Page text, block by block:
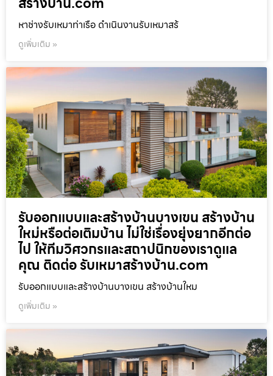
หาช่างรับเหมาท่าเรือ ดำเนินงานรับเหมาสร้
ดูเพิ่มเติม »
รับออกแบบและสร้างบ้านบางเขน สร้างบ้าน
ใหม่หรือต่อเติมบ้าน ไม่ใช่เรื่องยุ่งยากอีกต่อ
ไป ให้ทีมวิศวกรและสถาปนิกของเราดูแล
คุณ ติดต่อ รับเหมาสร้างบ้าน.com
รับออกแบบและสร้างบ้านบางเขน สร้างบ้านใหม
ดูเพิ่มเติม »